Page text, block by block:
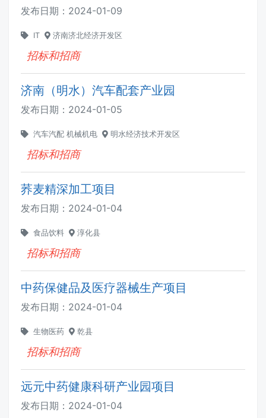
发布日期： 2024-01-09
IT 济南济北经济开发区
招标和招商
济南（明水）汽车配套产业园
发布日期： 2024-01-05
汽车汽配 机械机电 明水经济技术开发区
招标和招商
荞麦精深加工项目
发布日期： 2024-01-04
食品饮料 淳化县
招标和招商
中药保健品及医疗器械生产项目
发布日期： 2024-01-04
生物医药 乾县
招标和招商
远元中药健康科研产业园项目
发布日期： 2024-01-04